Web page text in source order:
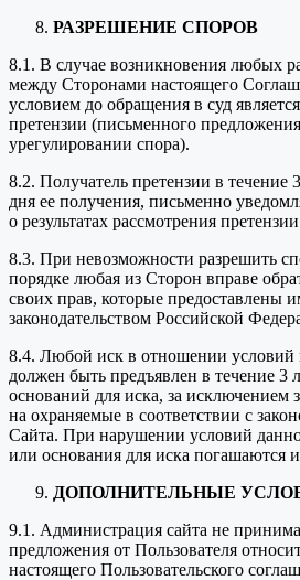
РАЗРЕШЕНИЕ СПОРОВ
8.1. В случае возникновения любых
между Сторонами настоящего
условием до обращения в суд
претензии (письменного
урегулировании спора).
8.2. Получатель претензии в течение
дня ее получения, письменно
о результатах рассмотрения
8.3. При невозможности разрешить
порядке любая из Сторон вправе
своих прав, которые предоставлены
законодательством Российской
8.4. Любой иск в отношении условий
должен быть предъявлен в течение 3
оснований для иска, за исключением
на охраняемые в соответствии с
Сайта. При нарушении условий
или основания для иска погашаются
ДОПОЛНИТЕЛЬНЫЕ
9.1. Администрация сайта не
предложения от Пользователя
настоящего Пользовательского